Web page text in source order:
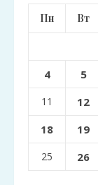
Пн Вт
4 5
11 12
18 19
25 26